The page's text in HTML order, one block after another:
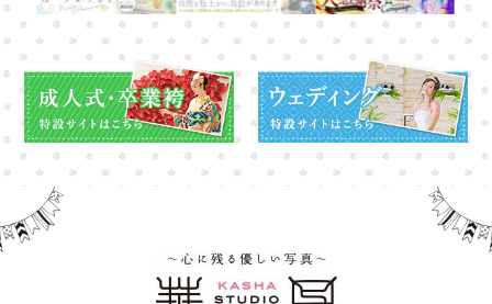
高崎店
大宮店
高崎店
大宮店